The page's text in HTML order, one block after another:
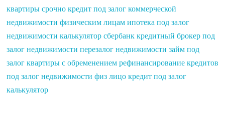
квартиры срочно кредит под залог коммерческой
недвижимости физическим лицам ипотека под залог
недвижимости калькулятор сбербанк кредитный брокер под
залог недвижимости перезалог недвижимости займ под
залог квартиры с обременением рефинансирование кредитов
под залог недвижимости физ лицо кредит под залог
калькулятор